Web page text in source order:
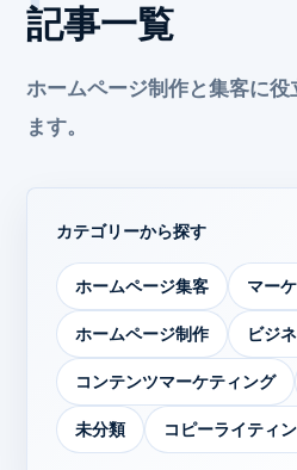
記事一覧
ホームページ制作と集客に
ます。
カテゴリーから探す
ホームページ集客 マー
ホームページ制作 ビジ
コンテンツマーケティング
未分類 コピーライティ